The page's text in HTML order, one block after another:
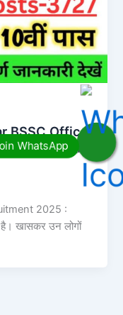
BSSC Office
– 3727 पदों
2025 :
है। खासकर उन लोगों